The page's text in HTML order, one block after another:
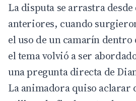
La disputa se arrastra
anteriores, cuando
el uso de un camarín dentro
el tema volvió a ser
una pregunta directa de
La animadora quiso aclarar